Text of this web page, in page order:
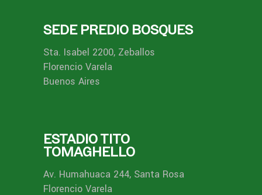
SEDE PREDIO BOSQUES
Sta. Isabel 2200, Zeballos
Florencio Varela
Buenos Aires
ESTADIO TITO
TOMAGHELLO
Av. Humahuaca 244, Santa Rosa
Florencio Varela